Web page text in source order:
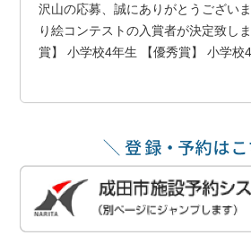
沢山の応募、誠にありがとうござい
り絵コンテストの入賞者が決定致し
賞】 小学校4年生 【優秀賞】 小学校